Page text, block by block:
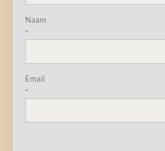
Naam
*
Email
*